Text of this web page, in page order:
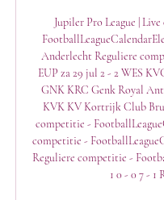
Jupiler Pro League |
Anderlecht Reguliere
EUP za 29 jul 2 - 2 WES
GNK KRC Genk Royal
KVK KV Kortrijk Club
competitie -
competitie -
Reguliere competitie -
1 0 - 0 7 -